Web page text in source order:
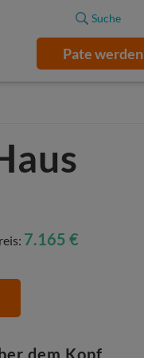
Pate werden
Suche
7.165 €
dem Kopf